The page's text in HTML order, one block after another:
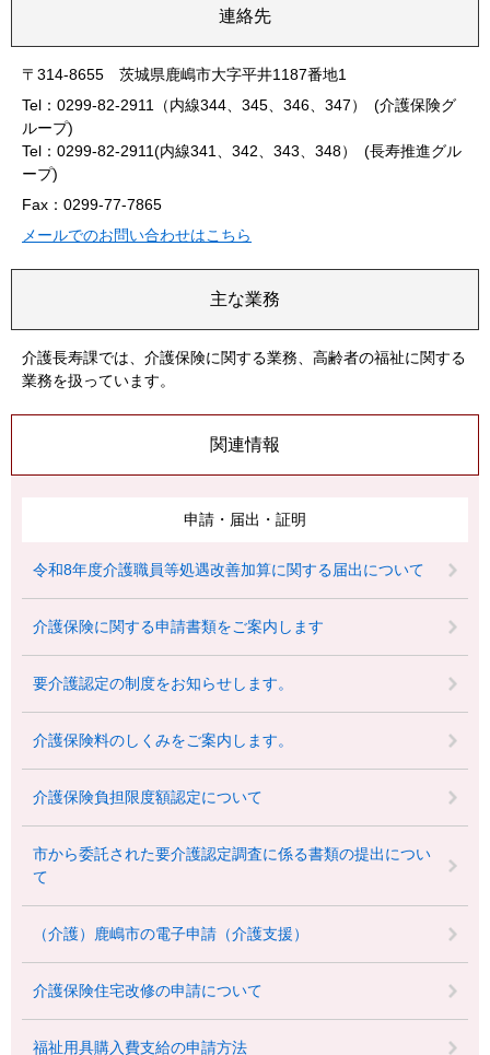
連絡先
〒314-8655 茨城県鹿嶋市大字平井1187番地1
Tel：0299-82-2911（内線344、345、346、347）
介護保険グ
ループ
Tel：0299-82-2911(内線341、342、343、348）
長寿推進グル
ープ
Fax：0299-77-7865
メールでのお問い合わせはこちら
主な業務
介護長寿課では、介護保険に関する業務、高齢者の福祉に関する
業務を扱っています。
関連情報
申請・届出・証明
令和8年度介護職員等処遇改善加算に関する届出について
介護保険に関する申請書類をご案内します
要介護認定の制度をお知らせします。
介護保険料のしくみをご案内します。
介護保険負担限度額認定について
市から委託された要介護認定調査に係る書類の提出につい
て
（介護）鹿嶋市の電子申請（介護支援）
介護保険住宅改修の申請について
福祉用具購入費支給の申請方法